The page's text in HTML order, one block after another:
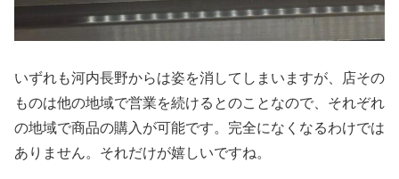
いずれも河内長野からは姿を消してしまいますが、店その
ものは他の地域で営業を続けるとのことなので、それぞれ
の地域で商品の購入が可能です。完全になくなるわけでは
ありません。それだけが嬉しいですね。